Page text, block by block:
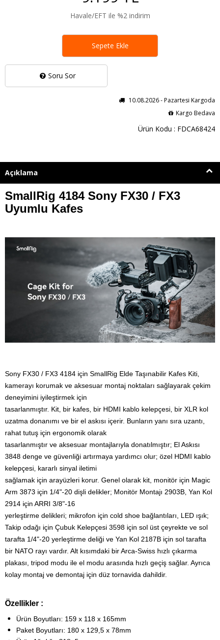
Soru Sor
Havale/EFT ile %2 indirim
10.08.2026 - Pazartesi Kargoda
Kargo Bedava
Ürün Kodu : FDCA68424
Sepete Ekle
Açıklama
SmallRig 4184 Sony FX30 / FX3
Uyumlu Kafes
Sony FX30 / FX3 4184 için SmallRig Elde Taşınabilir Kafes Kiti,
kamerayı korumak ve aksesuar montaj noktaları sağlayarak çekim
deneyimini iyileştirmek için
tasarlanmıştır. Kit, bir kafes, bir HDMI kablo kelepçesi, bir XLR kol
uzatma donanımı ve bir el askısı içerir. Bunların yanı sıra uzantı,
rahat tutuş için ergonomik olarak
tasarlanmıştır ve aksesuar montajlarıyla donatılmıştır; El Askısı
3848 denge ve güvenliği artırmaya yardımcı olur; özel HDMI kablo
kelepçesi, kararlı sinyal iletimi
sağlamak için arayüzleri korur. Genel olarak kit, monitör için Magic
Arm 3873 için 1/4"-20 dişli delikler; Monitör Montajı 2903B, Yan Kol
2914 için ARRI 3/8"-16
yerleştirme delikleri; mikrofon için cold shoe bağlantıları, LED ışık;
Takip odağı için Çubuk Kelepçesi 3598 için sol üst çeyrekte ve sol
tarafta 1/4"-20 yerleştirme deliği ve Yan Kol 2187B için sol tarafta
bir NATO rayı vardır. Alt kısımdaki bir Arca-Swiss hızlı çıkarma
plakası, tripod modu ile el modu arasında hızlı geçiş sağlar. Ayrıca
kolay montaj ve demontaj için düz tornavida dahildir.
Özellikler :
Ürün Boyutları: 159 x 118 x 165mm
Paket Boyutları: 180 x 129,5 x 78mm